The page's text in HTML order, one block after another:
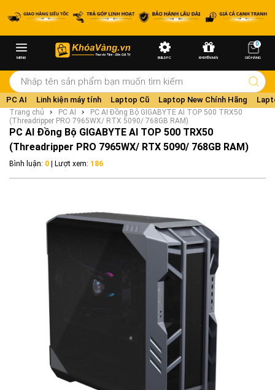
MENU BUILD PC KHUYẾN MÃI
0
GIỎ HÀNG
PC AI Linh kiện máy tính Laptop Cũ Laptop New Chính Hãng
Trang chủ PC AI
PC AI Đồng Bộ GIGABYTE AI TOP 500 TRX50
(Threadripper PRO 7965WX/ RTX 5090/ 768GB RAM)
PC AI Đồng Bộ GIGABYTE AI TOP 500 TRX50
(Threadripper PRO 7965WX/ RTX 5090/ 768GB RAM)
Bình luận: 0 | Lượt xem: 186